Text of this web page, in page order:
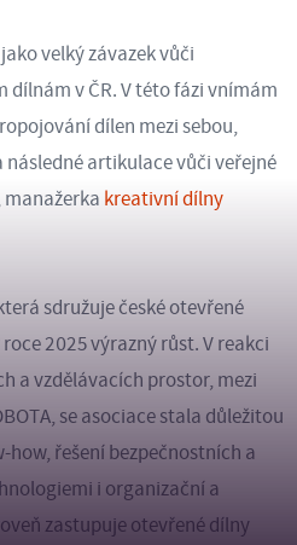
velký závazek vůči
v ČR. V této fázi vnímám
dílen mezi sebou,
artikulace vůči veřejné
manažerka kreativní dílny
sdružuje české otevřené
2025 výrazný růst. V reakci
a vzdělávacích prostor, mezi
se asociace stala důležitou
řešení bezpečnostních a
i organizační a
zastupuje otevřené dílny